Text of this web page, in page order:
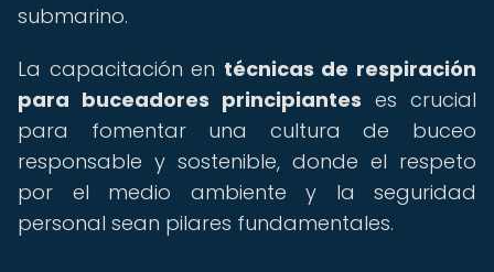
submarino.
La capacitación en técnicas de respiración
para buceadores principiantes es crucial
para fomentar una cultura de buceo
responsable y sostenible, donde el respeto
por el medio ambiente y la seguridad
personal sean pilares fundamentales.